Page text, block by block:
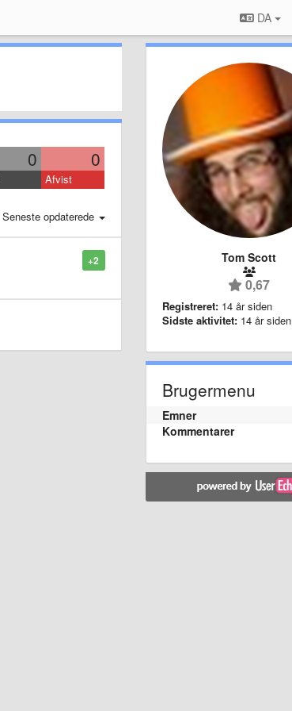
DA
0 0
Afvist
Seneste opdaterede
+2 Tom Scott
0,67
Registreret: 14 år siden
Sidste aktivitet: 14 år siden
Brugermenu
Emner
Kommentarer